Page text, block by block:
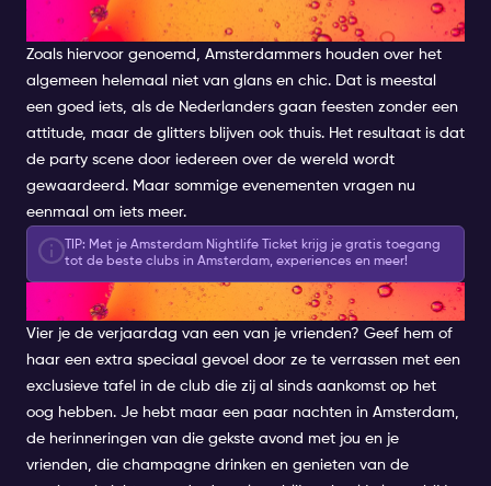
EXPERIENCE
Zoals hiervoor genoemd, Amsterdammers houden over het
algemeen helemaal niet van glans en chic. Dat is meestal
een goed iets, als de Nederlanders gaan feesten zonder een
attitude, maar de glitters blijven ook thuis. Het resultaat is dat
de party scene door iedereen over de wereld wordt
gewaardeerd. Maar sommige evenementen vragen nu
eenmaal om iets meer.
TIP: Met je Amsterdam Nightlife Ticket krijg je gratis toegang
tot de beste clubs in Amsterdam, experiences en meer!
VERJAARDAG
Vier je de verjaardag van een van je vrienden? Geef hem of
haar een extra speciaal gevoel door ze te verrassen met een
exclusieve tafel in de club die zij al sinds aankomst op het
oog hebben. Je hebt maar een paar nachten in Amsterdam,
de herinneringen van die gekste avond met jou en je
vrienden, die champagne drinken en genieten van de